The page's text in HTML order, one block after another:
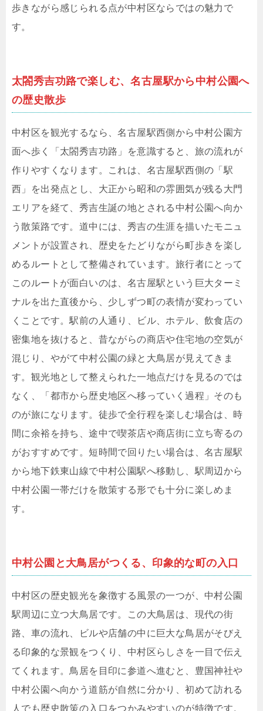
歩きながら感じられる点が中村区ならではの魅力で
す。
太閤秀吉功路で楽しむ、名古屋駅から中村公園へ
の歴史散歩
中村区を観光するなら、名古屋駅西側から中村公園方
面へ歩く「太閤秀吉功路」を意識すると、旅の流れが
作りやすくなります。これは、名古屋駅西側の「駅
西」を出発点とし、大正から昭和の雰囲気が残る大門
エリアを経て、秀吉生誕の地とされる中村公園へ向か
う散策路です。道中には、秀吉の生涯を描いたモニュ
メントが設置され、歴史をたどりながら町歩きを楽し
めるルートとして整備されています。旅行者にとって
このルートが面白いのは、名古屋駅という巨大ターミ
ナルを出た直後から、少しずつ町の表情が変わってい
くことです。駅前の人通り、ビル、ホテル、飲食店の
密集地を抜けると、昔ながらの商店や住宅地の空気が
混じり、やがて中村公園の緑と大鳥居が見えてきま
す。観光地として整えられた一地点だけを見るのでは
なく、「都市から歴史地区へ移っていく過程」そのも
のが旅になります。徒歩で全行程を楽しむ場合は、時
間に余裕を持ち、途中で喫茶店や商店街に立ち寄るの
がおすすめです。短時間で回りたい場合は、名古屋駅
から地下鉄東山線で中村公園駅へ移動し、駅周辺から
中村公園一帯だけを散策する形でも十分に楽しめま
す。
中村公園と大鳥居がつくる、印象的な町の入口
中村区の歴史観光を象徴する風景の一つが、中村公園
駅周辺に立つ大鳥居です。この大鳥居は、現代の街
路、車の流れ、ビルや店舗の中に巨大な鳥居がそびえ
る印象的な景観をつくり、中村区らしさを一目で伝え
てくれます。鳥居を目印に参道へ進むと、豊国神社や
中村公園へ向かう道筋が自然に分かり、初めて訪れる
人でも歴史散策の入口をつかみやすいのが特徴です。